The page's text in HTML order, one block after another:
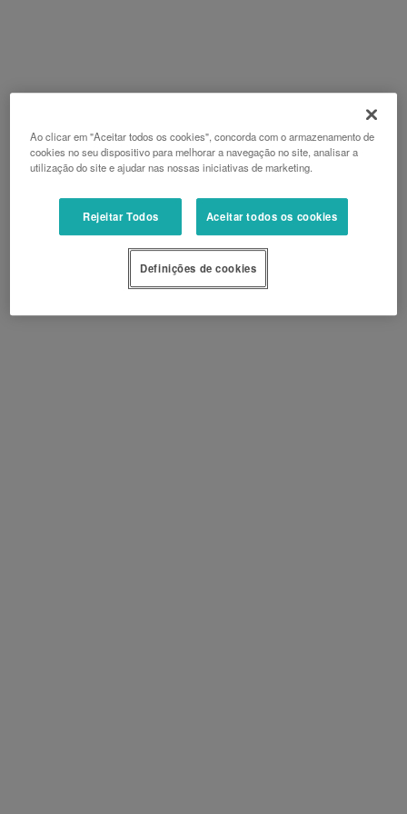
Ao clicar em "Aceitar todos os cookies", concorda com o armazenamento de
cookies no seu dispositivo para melhorar a navegação no site, analisar a
utilização do site e ajudar nas nossas iniciativas de marketing.
Rejeitar Todos Aceitar todos os cookies
Definições de cookies